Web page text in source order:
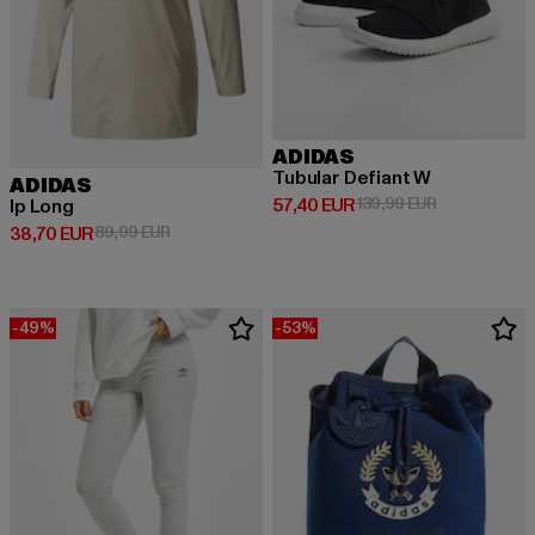
ADIDAS
Ip Long
38,70 EUR
Derzeitiger Preis: 38,70 EUR
89,99 EURAktionspreis: 89,99 EUR
ADIDAS
Tubular Defiant W
57,40 EUR
Derzeitiger Preis: 57,40 EUR
139,99 EURAktionspreis:
-49% -53%